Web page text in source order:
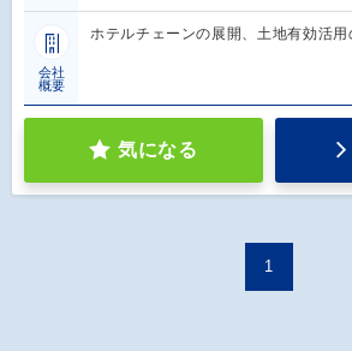
会社
概要
ホテルチェーンの展開、土地有効活
気になる
1